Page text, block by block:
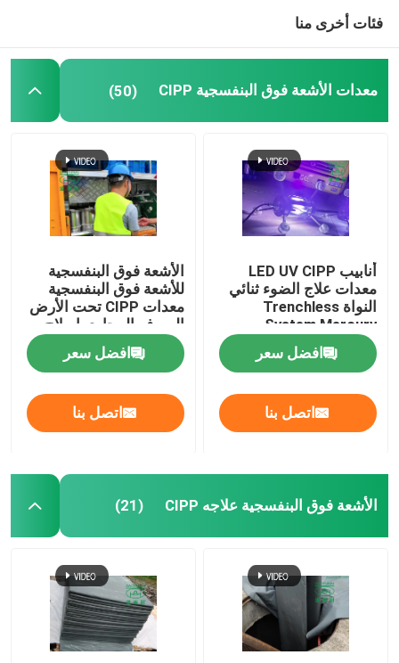
فوهة تنظيف المياه النفاثة
تأجير المعدات بدون حفر
سدادة الأنابيب القابلة للنفخ
مضخات الصرف
فئات أخرى منا
معدات الأشعة فوق البنفسجية CIPP (50)
أنابيب LED UV CIPP
معدات علاج الضوء ثنائي
النواة Trenchless
System Mercury
Technology
افضل سعر
اتصل بنا
الأشعة فوق البنفسجية
للأشعة فوق البنفسجية
معدات CIPP تحت الأرض
الصرف المجاري إصلاح
خط أنابيب الصرف
افضل سعر
اتصل بنا
الأشعة فوق البنفسجية علاجه CIPP (21)